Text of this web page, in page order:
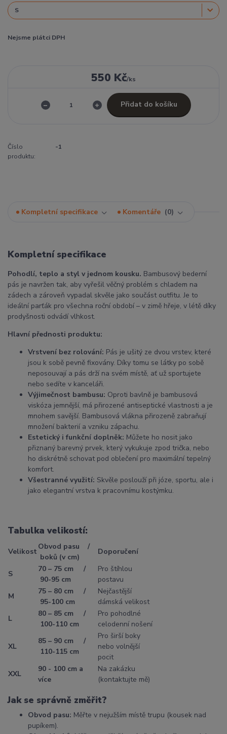
Nejsme plátci DPH
550 Kč/ks
Přidat do košíku
Číslo
produktu:
-1
Kompletní specifikace Komentáře 0
Kompletní specifikace
Pohodlí, teplo a styl v jednom kousku. Bambusový bederní
pás je navržen tak, aby vyřešil věčný problém s chladem na
zádech a zároveň vypadal skvěle jako součást outfitu. Je to
ideální parťák pro všechna roční období – v zimě hřeje, v létě díky
prodyšnosti odvádí vlhkost.
Hlavní přednosti produktu:
Vrstvení bez rolování: Pás je ušitý ze dvou vrstev, které
jsou k sobě pevně fixovány. Díky tomu se látky po sobě
neposouvají a pás drží na svém místě, ať už sportujete
nebo sedíte v kanceláři.
Výjimečnost bambusu: Oproti bavlně je bambusová
viskóza jemnější, má přirozené antiseptické vlastnosti a je
mnohem savější. Bambusová vlákna přirozeně zabraňují
množení bakterií a vzniku zápachu.
Estetický i funkční doplněk: Můžete ho nosit jako
přiznaný barevný prvek, který vykukuje zpod trička, nebo
ho diskrétně schovat pod oblečení pro maximální tepelný
komfort.
Všestranné využití: Skvěle poslouží při józe, sportu, ale i
jako elegantní vrstva k pracovnímu kostýmku.
Tabulka velikostí:
Velikost
Obvod pasu /
boků (v cm)
Doporučení
S
70 – 75 cm /
90-95 cm
Pro štíhlou
postavu
M
75 – 80 cm /
95-100 cm
Nejčastější
dámská velikost
L
80 – 85 cm /
100-110 cm
Pro pohodlné
celodenní nošení
XL
85 – 90 cm /
110-115 cm
Pro širší boky
nebo volnější
pocit
XXL
90 - 100 cm a
více
Na zakázku
(kontaktujte mě)
Jak se správně změřit?
Obvod pasu: Měřte v nejužším místě trupu (kousek nad
pupíkem).